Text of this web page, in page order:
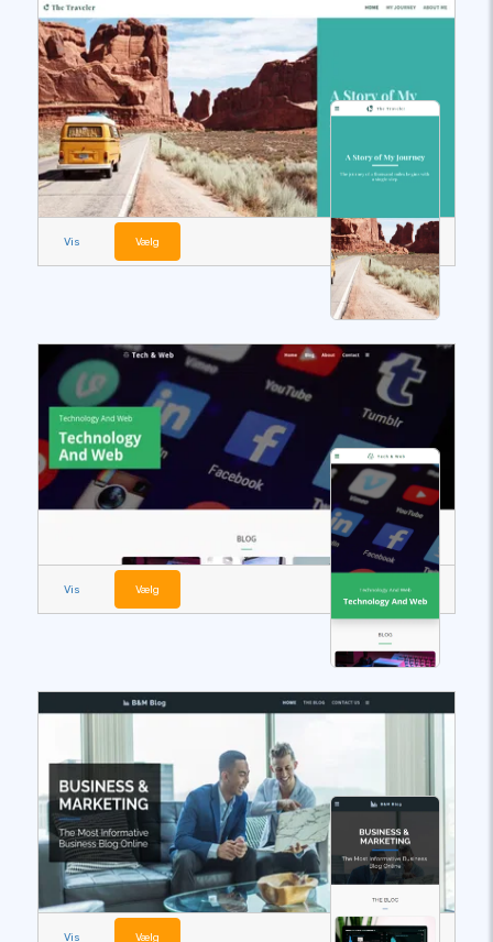
Vis Vælg
Vis Vælg
Vis Vælg